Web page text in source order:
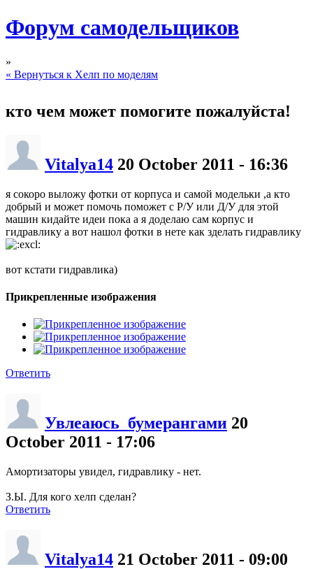
Форум самодельщиков
»
« Вернуться к Хелп по моделям
кто чем может помогите пожалуйста!
Vitalya14 20 October 2011 - 16:36
я сокоро выложу фотки от корпуса и самой модельки ,а кто
добрый и может помочь поможет с Р/У или Д/У для этой
машин кидайте идеи пока а я доделаю сам корпус и
гидравлику а вот нашол фотки в нете как зделать гидравлику
вот кстати гидравлика)
Прикрепленные изображения
Ответить
Увлеаюсь_бумерангами 20
October 2011 - 17:06
Амортизаторы увидел, гидравлику - нет.
З.Ы. Для кого хелп сделан?
Ответить
Vitalya14 21 October 2011 - 09:00